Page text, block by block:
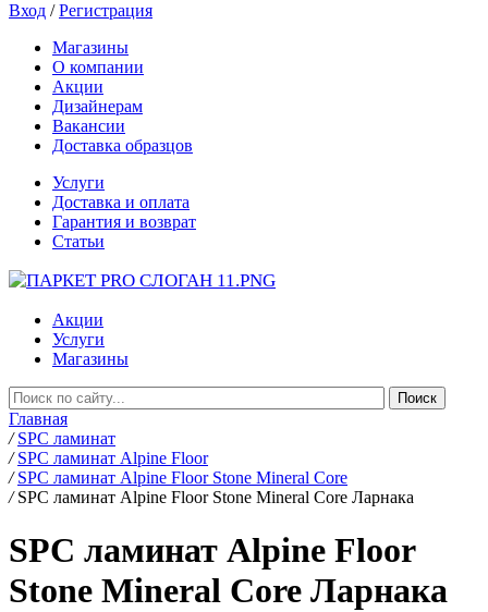
Вход /Регистрация
Магазины
О компании
Акции
Дизайнерам
Вакансии
Доставка образцов
Услуги
Доставка и оплата
Гарантия и возврат
Статьи
Акции
Услуги
Магазины
Главная
/ SPC ламинат
/ SPC ламинат Alpine Floor
/ SPC ламинат Alpine Floor Stone Mineral Core
/ SPC ламинат Alpine Floor Stone Mineral Core Ларнака
SPC ламинат Alpine Floor
Stone Mineral Core Ларнака